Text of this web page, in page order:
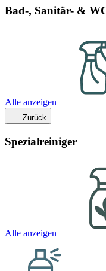
Bad-, Sanitär- &
Alle anzeigen
Zurück
Spezialreiniger
Alle anzeigen